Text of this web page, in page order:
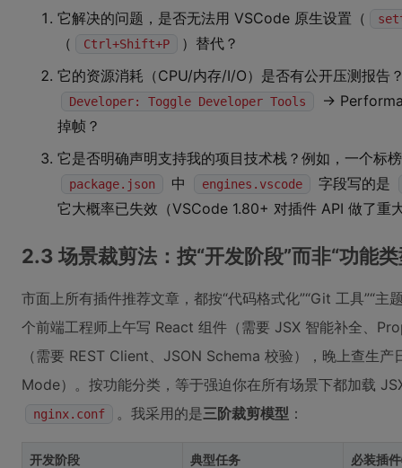
它解决的问题，是否无法用 VSCode 原生设置（
（ Ctrl+Shift+P
）替代？
它的资源消耗（CPU/内存/I/O）是否有公开压测报告
Developer: Toggle Developer Tools
→
掉帧？
它是否明确声明支持我的项目技术栈？例如，一个标
package.json 中 engines.vscode
字段写的是
它大概率已失效（VSCode 1.80+ 对插件 API 做了重
2.3 场景裁剪法：按“开发阶段”而非“功能
市面上所有插件推荐文章，都按“代码格式化”“Git 工具”“主
个前端工程师上午写 React 组件（需要 JSX 智能补全、
（需要 REST Client、JSON Schema 校验），晚上查生
Mode）。按功能分类，等于强迫你在所有场景下都加载
nginx.conf 。我采用的是三阶裁剪模型 ：
开发阶段 典型任务 必装插